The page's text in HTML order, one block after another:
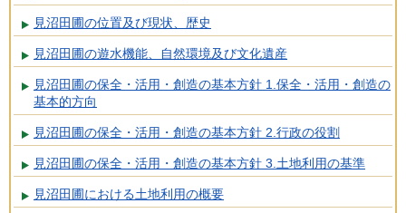
見沼田圃の位置及び現状、歴史
見沼田圃の遊水機能、自然環境及び文化遺産
見沼田圃の保全・活用・創造の基本方針 1.保全・活用・創造の
基本的方向
見沼田圃の保全・活用・創造の基本方針 2.行政の役割
見沼田圃の保全・活用・創造の基本方針 3.土地利用の基準
見沼田圃における土地利用の概要